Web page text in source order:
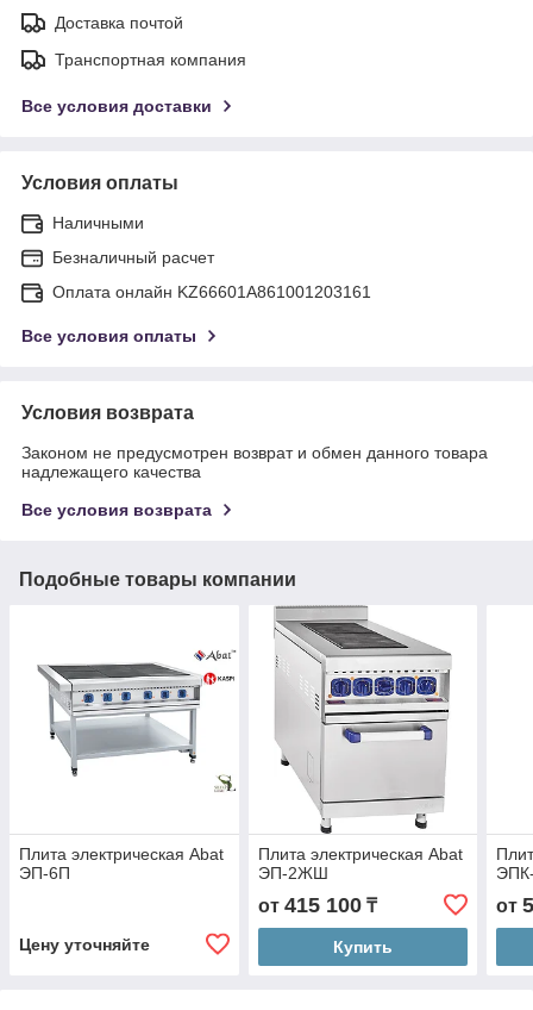
Доставка почтой
Транспортная компания
Все условия доставки
Условия оплаты
Наличными
Безналичный расчет
Оплата онлайн KZ66601A861001203161
Все условия оплаты
Условия возврата
Законом не предусмотрен возврат и обмен данного товара
надлежащего качества
Все условия возврата
Подобные товары компании
Плита электрическая Abat
ЭП-6П
Цену уточняйте
Плита электрическая Abat
ЭП-2ЖШ
от 415 100₸
Купить
от